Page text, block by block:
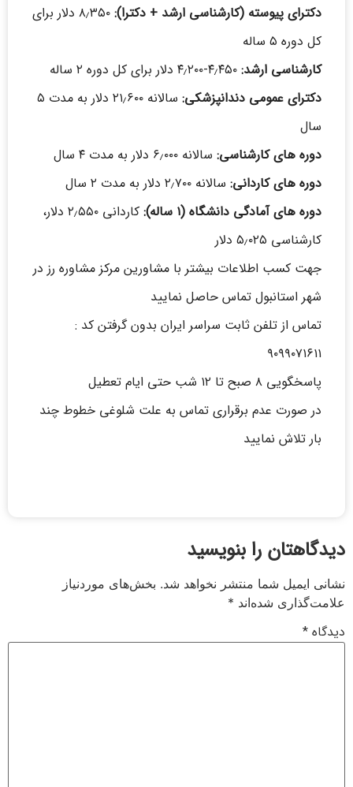
دکترای پیوسته (کارشناسی ارشد + دکترا):
۸٫۳۵۰ دلار برای
کل دوره ۵ ساله
کارشناسی ارشد:
دکترای عمومی دندانپزشکی:
سالانه ۲۱٫۶۰۰ دلار به مدت ۵
سال
دوره های کارشناسی: سالانه ۶٫۰۰۰ دلار به مدت ۴ سال
دوره های کاردانی: سالانه ۲٫۷۰۰ دلار به مدت ۲ سال
دوره های آمادگی دانشگاه (۱ ساله):
کاردانی ۲٫۵۵۰ دلار،
کارشناسی ۵٫۰۲۵ دلار
جهت کسب اطلاعات بیشتر با مشاورین مرکز مشاوره رز در
شهر استانبول تماس حاصل نمایید
تماس از تلفن ثابت سراسر ایران بدون گرفتن کد :
۹۰۹۹۰۷۱۶۱۱
پاسخگویی ۸ صبح تا ۱۲ شب حتی ایام تعطیل
در صورت عدم برقراری تماس به علت شلوغی خطوط چند
بار تلاش نمایید
دیدگاهتان را بنویسید
نشانی ایمیل شما منتشر نخواهد شد. بخش‌های موردنیاز
علامت‌گذاری شده‌اند *
دیدگاه *